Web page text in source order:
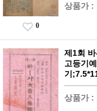
상품가 :
0
제1회
고등기
기
상품가 :